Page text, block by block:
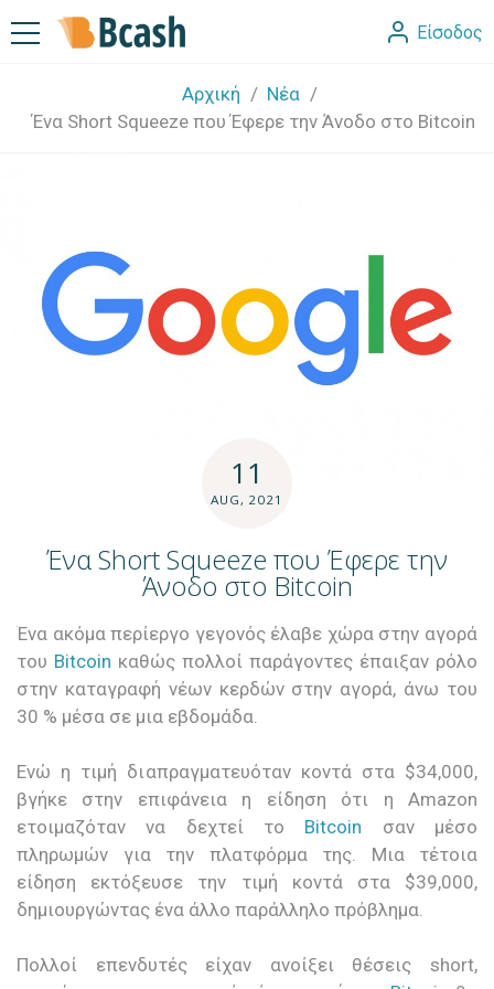
Είσοδος
Αρχική
Νέα
Ένα Short Squeeze που Έφερε την Άνοδο στο Bitcoin
11
AUG, 2021
Ένα Short Squeeze που Έφερε την
Άνοδο στο Bitcoin
Ένα ακόμα περίεργο γεγονός έλαβε χώρα στην αγορά
του Bitcoin καθώς πολλοί παράγοντες έπαιξαν ρόλο
στην καταγραφή νέων κερδών στην αγορά, άνω του
30 % μέσα σε μια εβδομάδα.
Ενώ η τιμή διαπραγματευόταν κοντά στα $34,000,
βγήκε στην επιφάνεια η είδηση ότι η Amazon
ετοιμαζόταν να δεχτεί το Bitcoin σαν μέσο
πληρωμών για την πλατφόρμα της. Μια τέτοια
είδηση εκτόξευσε την τιμή κοντά στα $39,000,
δημιουργώντας ένα άλλο παράλληλο πρόβλημα.
Πολλοί επενδυτές είχαν ανοίξει θέσεις short,